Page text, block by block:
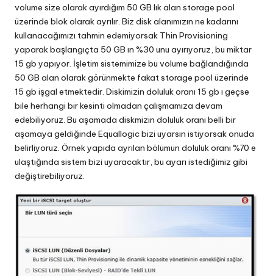
volume size olarak ayırdığım 50 GB lık alan storage pool
üzerinde blok olarak ayrılır. Biz disk alanımızın ne kadarını
kullanacağımızı tahmin edemiyorsak Thin Provisioning
yaparak başlangıçta 50 GB ın %30 unu ayırıyoruz, bu miktar
15 gb yapıyor. İşletim sistemimize bu volume bağlandığında
50 GB alan olarak görünmekte fakat storage pool üzerinde
15 gb işgal etmektedir. Diskimizin doluluk oranı 15 gb ı geçse
bile herhangi bir kesinti olmadan çalışmamıza devam
edebiliyoruz. Bu aşamada diskmizin doluluk oranı belli bir
aşamaya geldiğinde Equallogic bizi uyarsın istiyorsak onuda
belirliyoruz. Örnek yapıda ayrılan bölümün doluluk oranı %70 e
ulaştığında sistem bizi uyaracaktır, bu ayarı istediğimiz gibi
değiştirebiliyoruz.